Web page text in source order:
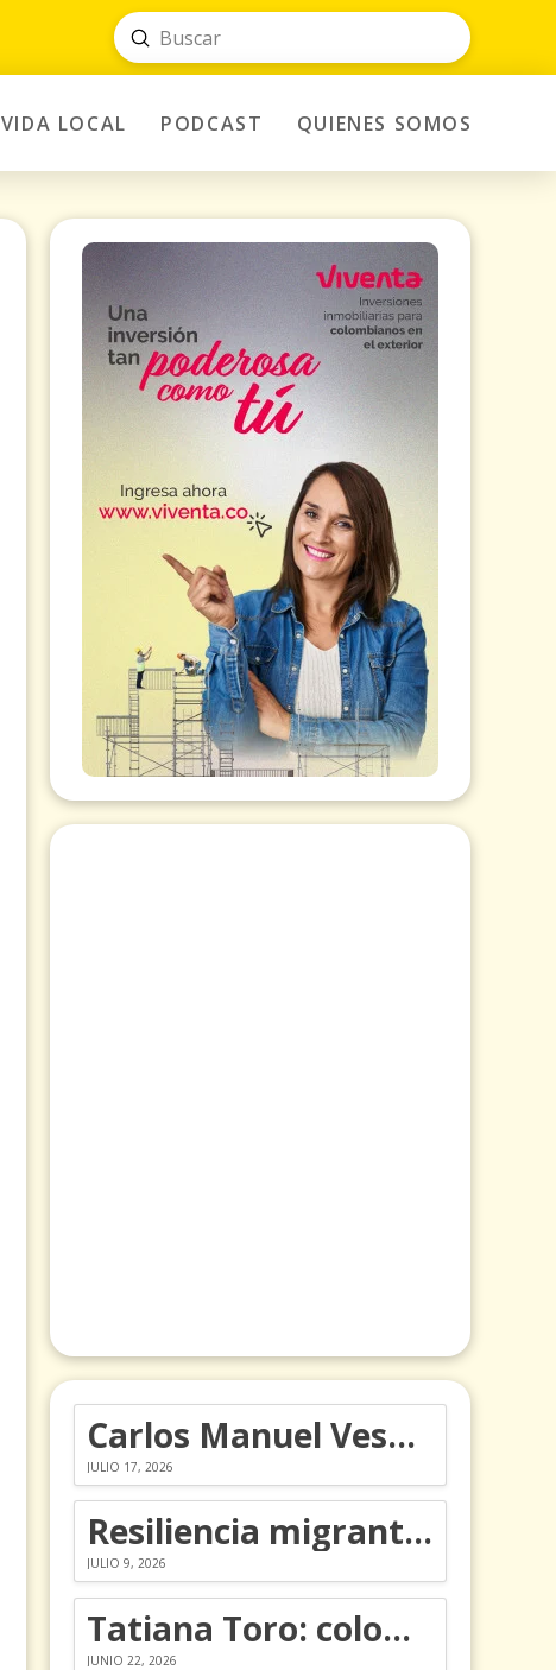
Search
Submit
VIDA LOCAL PODCAST QUIENES SOMOS
Carlos Manuel Vesga lleva el nombre de Colombia a los Emmy
JULIO 17, 2026
Resiliencia migrante: 5 emociones y cómo gestionarlas
JULIO 9, 2026
Tatiana Toro: colombiana que cambió la historia de las matemáticas
JUNIO 22, 2026